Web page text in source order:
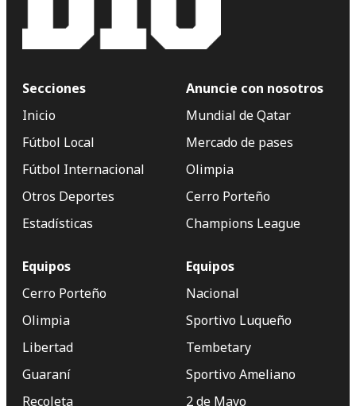
Secciones
Inicio
Fútbol Local
Fútbol Internacional
Otros Deportes
Estadísticas
Anuncie con nosotros
Mundial de Qatar
Mercado de pases
Olimpia
Cerro Porteño
Champions League
Equipos
Cerro Porteño
Olimpia
Libertad
Guaraní
Recoleta
Equipos
Nacional
Sportivo Luqueño
Tembetary
Sportivo Ameliano
2 de Mayo